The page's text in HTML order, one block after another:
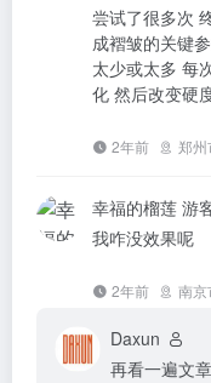
尝试了很多次
成褶皱的关键
太少或太多 每
化 然后改变硬
2年前 郑州
幸福的榴莲 游
我咋没效果呢
2年前 南京
Daxun
再看一遍文